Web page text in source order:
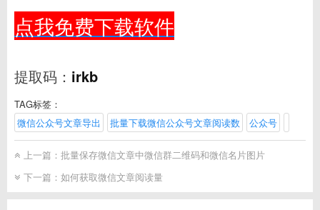
点我免费下载软件
提取码： irkb
TAG标签：
微信公众号文章导出
批量下载微信公众号文章阅读数 公众号
上一篇： 批量保存微信文章中微信群二维码和微信名片图片
下一篇： 如何获取微信文章阅读量